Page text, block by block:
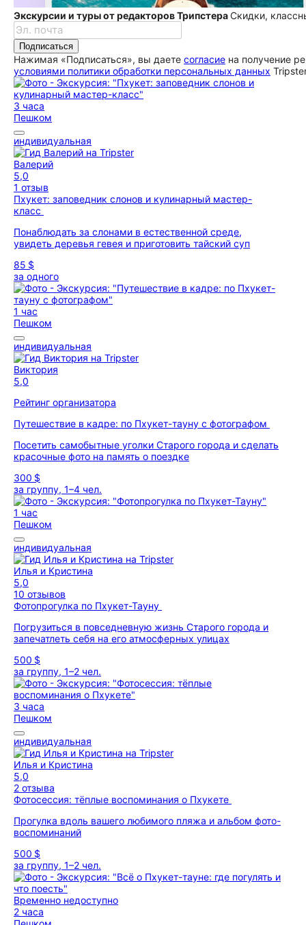
Экскурсии и туры от редакторов ТрипстераСкидки,
Подписаться
Нажимая «Подписаться», вы даете согласие на получение
условиями политики обработки персональных данных
3 часа
Пешком
индивидуальная
Валерий
5,0
1 отзыв
Пхукет: заповедник слонов и кулинарный мастер-
класс
Понаблюдать за слонами в естественной среде,
увидеть деревья гевея и приготовить тайский суп
85 $
за одного
1 час
Пешком
индивидуальная
Виктория
5,0
Рейтинг организатора
Путешествие в кадре: по Пхукет-тауну с фотографом
Посетить самобытные уголки Старого города и сделать
красочные фото на память о поездке
300 $
за группу, 1–4 чел.
1 час
Пешком
индивидуальная
Илья и Кристина
5,0
10 отзывов
Фотопрогулка по Пхукет-Тауну
Погрузиться в повседневную жизнь Старого города и
запечатлеть себя на его атмосферных улицах
500 $
за группу, 1–2 чел.
3 часа
Пешком
индивидуальная
Илья и Кристина
5,0
2 отзыва
Фотосессия: тёплые воспоминания о Пхукете
Прогулка вдоль вашего любимого пляжа и альбом фото-
воспоминаний
500 $
за группу, 1–2 чел.
Временно недоступно
2 часа